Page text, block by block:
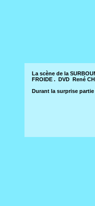
La scène de la
FROIDE . DVD René
Durant la surprise